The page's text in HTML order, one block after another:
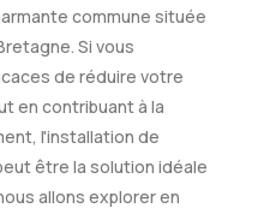
commune située
Si vous
de réduire votre
en contribuant à la
l'installation de
être la solution idéale
allons explorer en